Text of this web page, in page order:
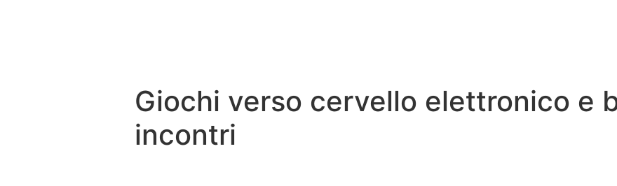
Giochi verso cervello elettronico e
incontri